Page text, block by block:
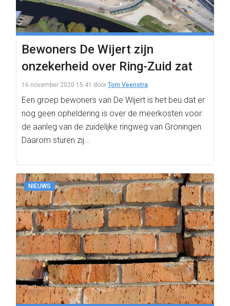
Bewoners De Wijert zijn
onzekerheid over Ring-Zuid zat
16 november 2020 15:41 door Tom Veenstra
Een groep bewoners van De Wijert is het beu dat er
nog geen opheldering is over de meerkosten voor
de aanleg van de zuidelijke ringweg van Groningen.
Daarom sturen zij…
NIEUWS